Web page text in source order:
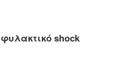
shock